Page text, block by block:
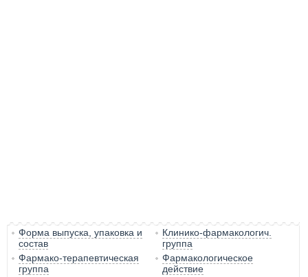
Форма выпуска, упаковка и
состав
Клинико-фармакологич.
группа
Фармако-терапевтическая
группа
Фармакологическое
действие